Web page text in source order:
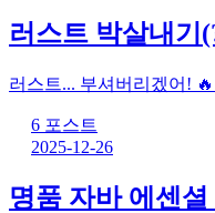
러스트 박살내기
러스트... 부셔버리겠어!
6 포스트
2025-12-26
명품 자바 에센셜